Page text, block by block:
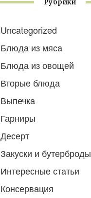
Рубрики
Uncategorized
Блюда из мяса
Блюда из овощей
Вторые блюда
Выпечка
Гарниры
Десерт
Закуски и бутерброды
Интересные статьи
Консервация